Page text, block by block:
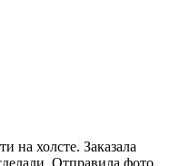
на холсте. Заказала
Отправила фото